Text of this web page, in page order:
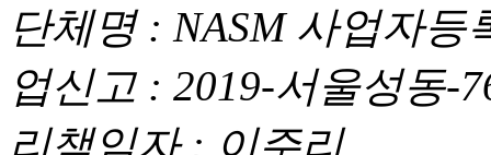
단체명 : NASM 사업자등
업신고 : 2019-서울성동-
리책임자 : 이주리